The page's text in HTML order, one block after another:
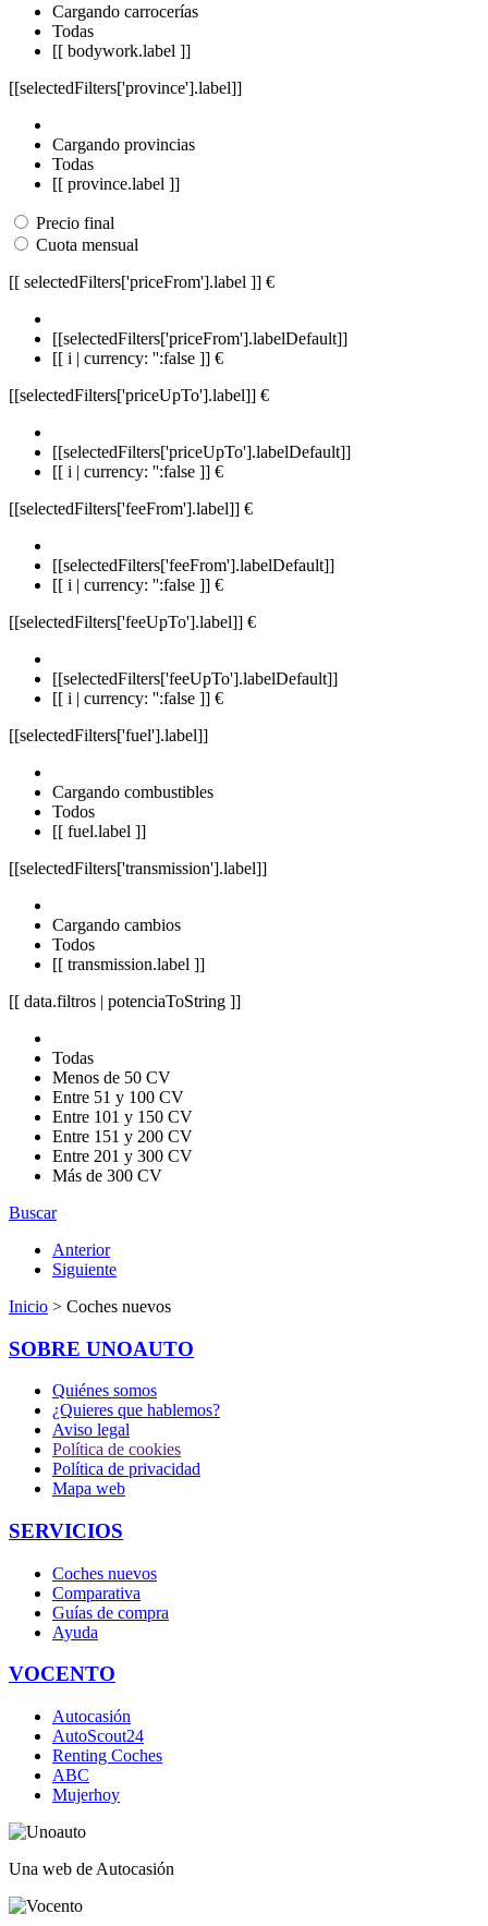
Cargando carrocerías
Todas
[[ bodywork.label ]]
[[selectedFilters['province'].label]]
Cargando provincias
Todas
[[ province.label ]]
Precio final
Cuota mensual
[[ selectedFilters['priceFrom'].label ]] €
[[selectedFilters['priceFrom'].labelDefault]]
[[ i | currency: '':false ]] €
[[selectedFilters['priceUpTo'].label]] €
[[selectedFilters['priceUpTo'].labelDefault]]
[[ i | currency: '':false ]] €
[[selectedFilters['feeFrom'].label]] €
[[selectedFilters['feeFrom'].labelDefault]]
[[ i | currency: '':false ]] €
[[selectedFilters['feeUpTo'].label]] €
[[selectedFilters['feeUpTo'].labelDefault]]
[[ i | currency: '':false ]] €
[[selectedFilters['fuel'].label]]
Cargando combustibles
Todos
[[ fuel.label ]]
[[selectedFilters['transmission'].label]]
Cargando cambios
Todos
[[ transmission.label ]]
[[ data.filtros | potenciaToString ]]
Todas
Menos de 50 CV
Entre 51 y 100 CV
Entre 101 y 150 CV
Entre 151 y 200 CV
Entre 201 y 300 CV
Más de 300 CV
Buscar
Anterior
Siguiente
Inicio > Coches nuevos
SOBRE UNOAUTO
Quiénes somos
¿Quieres que hablemos?
Aviso legal
Política de cookies
Política de privacidad
Mapa web
SERVICIOS
Coches nuevos
Comparativa
Guías de compra
Ayuda
VOCENTO
Autocasión
AutoScout24
Renting Coches
ABC
Mujerhoy
Una web de Autocasión